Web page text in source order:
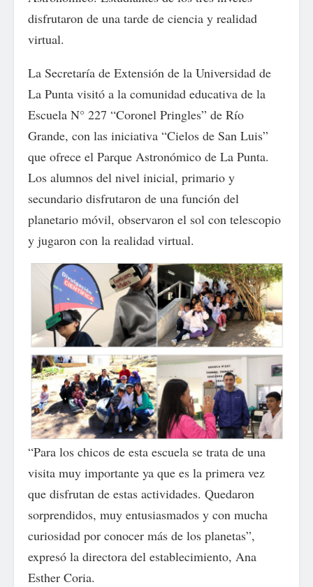
disfrutaron de una tarde de ciencia y realidad
virtual.
La Secretaría de Extensión de la Universidad de
La Punta visitó a la comunidad educativa de la
Escuela N° 227 “Coronel Pringles” de Río
Grande, con las iniciativa “Cielos de San Luis”
que ofrece el Parque Astronómico de La Punta.
Los alumnos del nivel inicial, primario y
secundario disfrutaron de una función del
planetario móvil, observaron el sol con telescopio
y jugaron con la realidad virtual.
“Para los chicos de esta escuela se trata de una
visita muy importante ya que es la primera vez
que disfrutan de estas actividades. Quedaron
sorprendidos, muy entusiasmados y con mucha
curiosidad por conocer más de los planetas”,
expresó la directora del establecimiento, Ana
Esther Coria.